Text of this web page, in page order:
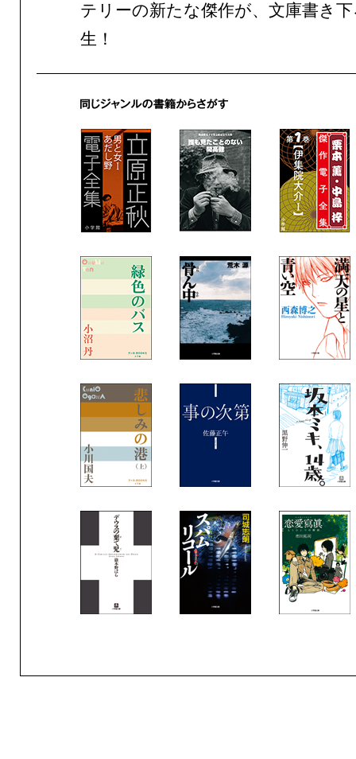
テリーの新たな傑作が、文庫書き
生！